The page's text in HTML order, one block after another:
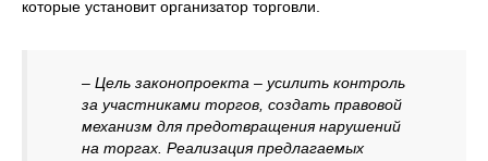
которые установит организатор торговли.
– Цель законопроекта – усилить контроль
за участниками торгов, создать правовой
механизм для предотвращения нарушений
на торгах. Реализация предлагаемых